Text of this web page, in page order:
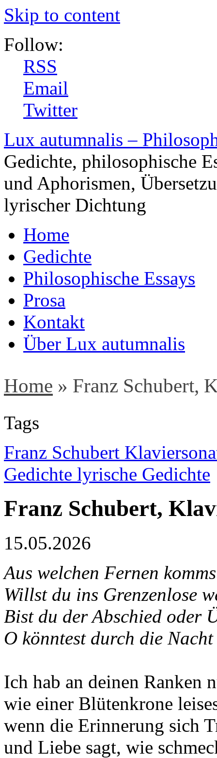
Skip to content
Follow:
RSS
Email
Twitter
Lux autumnalis –
Gedichte, philosophische
und Aphorismen,
lyrischer Dichtung
Home
Gedichte
Philosophische Essays
Prosa
Kontakt
Über Lux autumnalis
Home » Franz Schubert,
Tags
Franz Schubert
Gedichte lyrische Gedichte
Franz Schubert,
15.05.2026
Aus welchen Fernen
Willst du ins Grenzenlose
Bist du der Abschied oder
O könntest durch die
Ich hab an deinen Ranken
wie einer Blütenkrone
wenn die Erinnerung sich
und Liebe sagt, wie